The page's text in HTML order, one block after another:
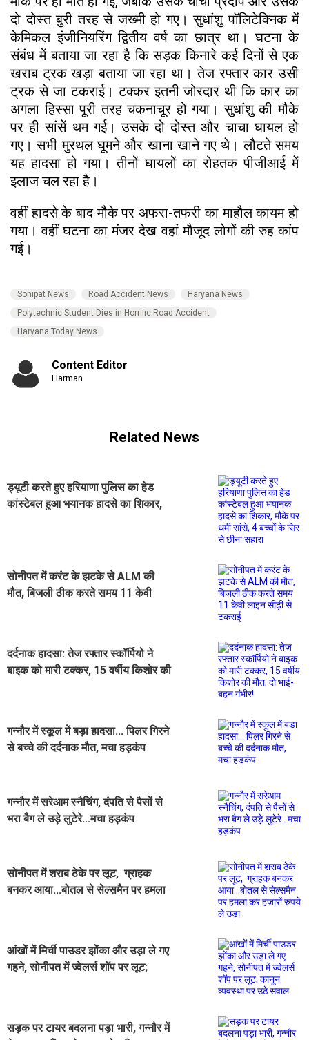
दो दोस्त बुरी तरह से जख्मी हो गए। सुधांशु पॉलिटेक्निक में
केमिकल इंजीनियरिंग द्वितीय वर्ष का छात्र था। घटना के
संबंध में बताया जा रहा है कि सड़क किनारे कई दिनों से एक
खराब ट्रक खड़ा बताया जा रहा था। तेज रफ्तार कार उसी
ट्रक से जा टकराई। टक्कर इतनी जोरदार थी कि कार का
अगला हिस्सा पूरी तरह चकनाचूर हो गया। सुधांशु की मौके
पर ही सांसें थम गई। उसके दो दोस्त और चाचा घायल हो
गए। सभी मुरथल घूमने और खाना खाने गए थे। लौटते समय
यह हादसा हो गया। तीनों घायलों का रोहतक पीजीआई में
इलाज चल रहा है।
वहीं हादसे के बाद मौके पर अफरा-तफरी का माहौल कायम हो
गया। वहीं घटना का मंजर देख वहां मौजूद लोगों की रुह कांप
गई।
Sonipat News Road Accident News
Haryana News
Polytechnic Student Dies in Horrific Road Accident
Haryana Today News
Content Editor
Harman
Related News
ड्यूटी करते हुए हरियाणा पुलिस का हेड
कांस्टेबल हुआ भयानक हादसे का शिकार,
सोनीपत में करंट के झटके से ALM की
मौत, बिजली ठीक करते समय 11 केवी
दर्दनाक हादसा: तेज रफ्तार स्कॉर्पियो ने
बाइक को मारी टक्कर, 15 वर्षीय किशोर की
गन्नौर में स्कूल में बड़ा हादसा... पिलर गिरने
से बच्चे की दर्दनाक मौत, मचा हड़कंप
गन्नौर में सरेआम स्नैचिंग, दंपति से पैसों से
भरा बैग ले उड़े लुटेरे...मचा हड़कंप
सोनीपत में शराब ठेके पर लूट, ग्राहक
बनकर आया...बोतल से सेल्समैन पर हमला
आंखों में मिर्ची पाउडर झोंका और उड़ा ले गए
गहने, सोनीपत में ज्वेलर्स शॉप पर लूट;
सड़क पर टायर बदलना पड़ा भारी, गन्नौर में